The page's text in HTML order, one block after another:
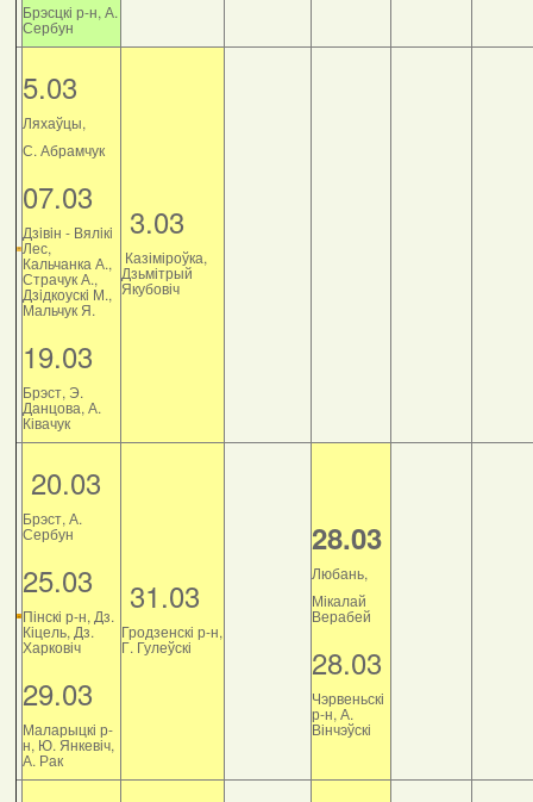
Брэсцкі р-н, А.
Сербун
5.03
Ляхаўцы,
С. Абрамчук
07.03
Дзiвiн - Вялiкi
Лес,
Кальчанка А.,
Страчук А.,
Дзiдкоускi М.,
Мальчук Я.
19.03
Брэст, Э.
Данцова, А.
Ківачук
3.03
Казіміроўка,
Дзьмітрый
Якубовіч
20.03
Брэст, А.
Сербун
25.03
Пінскі р-н, Дз.
Кіцель, Дз.
Харковіч
29.03
Маларыцкі р-
н, Ю. Янкевіч,
А. Рак
31.03
Гродзенскі р-н,
Г. Гулеўскі
28.03
Любань,
Мікалай
Верабей
28.03
Чэрвеньскі
р-н, А.
Вінчэўскі